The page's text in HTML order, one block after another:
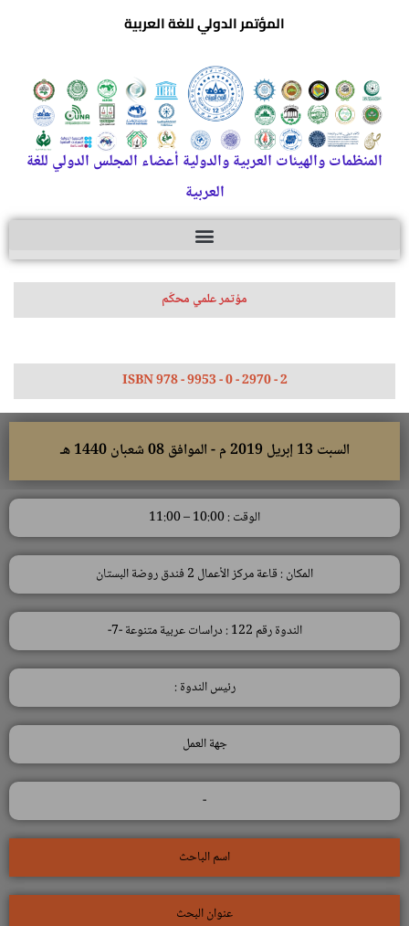
المؤتمر الدولي للغة العربية
المنظمات والهيئات العربية والدولية أعضاء المجلس الدولي للغة
العربية
مؤتمر علمي محكّم
ISBN 978 - 9953 - 0 - 2970 - 2
السبت 13 إبريل 2019 م - الموافق 08 شعبان 1440 هـ
الوقت : 10:00 – 11:00
المكان : قاعة مركز الأعمال 2 فندق روضة البستان
الندوة رقم 122 : دراسات عربية متنوعة -7-
رئيس الندوة :
جهة العمل
-
اسم الباحث
عنوان البحث